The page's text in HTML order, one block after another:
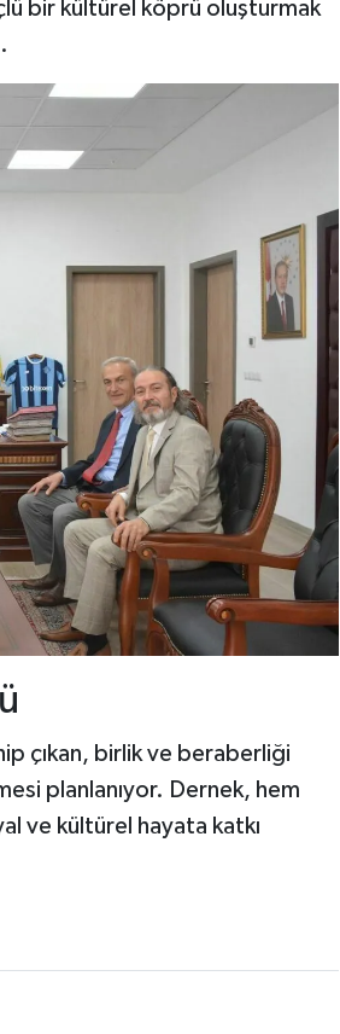
bir kültürel köprü oluşturmak
çıkan, birlik ve beraberliği
planlanıyor. Dernek, hem
ve kültürel hayata katkı